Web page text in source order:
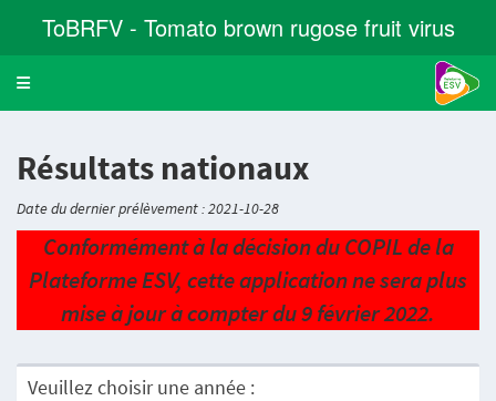
ToBRFV - Tomato brown rugose fruit virus
Toggle navigation
Résultats nationaux
Date du dernier prélèvement : 2021-10-28
Conformément à la décision du COPIL de la
Plateforme ESV, cette application ne sera plus
mise à jour à compter du 9 février 2022.
Veuillez choisir une année :